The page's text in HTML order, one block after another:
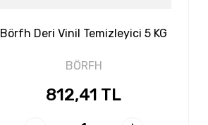
Börfh Deri Vinil Temizleyici 5 KG
BÖRFH
812,41 TL